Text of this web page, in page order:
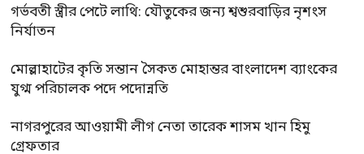
গর্ভবতী স্ত্রীর পেটে লাথি: যৌতুকের জন্য শ্বশুরবাড়ির নৃশংস
নির্যাতন
মোল্লাহাটের কৃতি সন্তান সৈকত মোহান্তর বাংলাদেশ ব্যাংকের
যুগ্ম পরিচালক পদে পদোন্নতি
নাগরপুরের আওয়ামী লীগ নেতা তারেক শাসম খান হিমু
গ্রেফতার